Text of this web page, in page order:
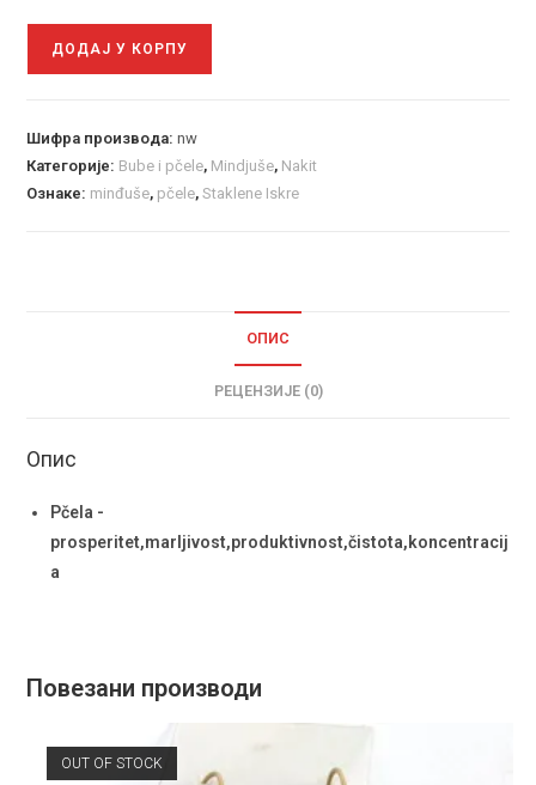
ДОДАЈ У КОРПУ
Шифра производа:nw
Категорије: Bube i pčele, Mindjuše, Nakit
Ознаке: minđuše, pčele,Staklene Iskre
ОПИС
РЕЦЕНЗИЈЕ (0)
Опис
Pčela -
prosperitet,marljivost,produktivnost,čistota,koncentracij
a
Повезани производи
OUT OF STOCK